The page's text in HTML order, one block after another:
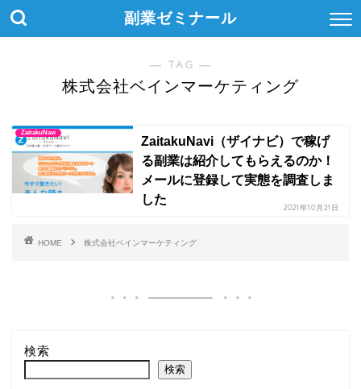
副業ゼミナール
― TAG ―
株式会社ベインマーケティング
ZaitakuNavi
ZaitakuNavi（ザイナビ）で稼げ
る副業は紹介してもらえるのか！
メールに登録して実態を調査しま
した
2021年10月21日
HOME 株式会社ベインマーケティング
検索
検索